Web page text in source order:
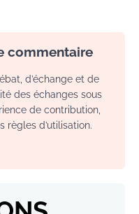
commentaire
d’échange et de
des échanges sous
de contribution,
règles d’utilisation.